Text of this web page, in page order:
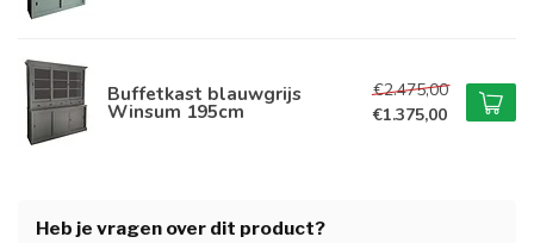
Buffetkast blauwgrijs
Winsum 195cm
€2.475,00
€1.375,00
Heb je vragen over dit product?